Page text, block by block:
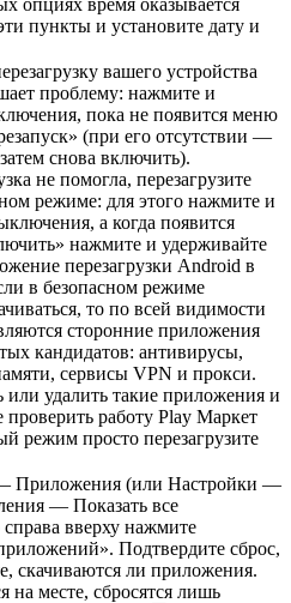
пункты и установите дату и
вашего устройства
проблему: нажмите и
пока не появится меню
(при его отсутствии —
снова включить).
не помогла, перезагрузите
режиме: для этого нажмите и
а когда появится
нажмите и удерживайте
перезагрузки Android в
в безопасном режиме
то по всей видимости
сторонние приложения
кандидатов: антивирусы,
сервисы VPN и прокси.
удалить такие приложения и
работу Play Маркет
режим просто перезагрузите
Приложения (или Настройки —
— Показать все
вверху нажмите
Подтвердите сброс,
скачиваются ли приложения.
на месте, сбросятся лишь